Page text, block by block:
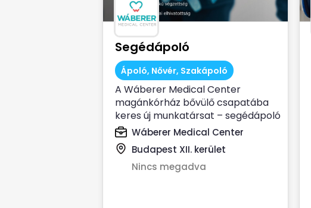
Segédápoló
Ápoló, Nővér, Szakápoló
A Wáberer Medical Center
magánkórház bővülő csapatába
keres új munkatársat – segédápoló
munkakörbe! ...
Wáberer Medical Center
Budapest XII. kerület
Nincs megadva